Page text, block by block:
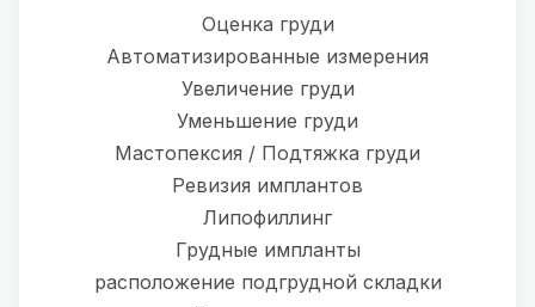
Оценка груди
Автоматизированные измерения
Увеличение груди
Уменьшение груди
Мастопексия / Подтяжка груди
Ревизия имплантов
Липофиллинг
Грудные импланты
расположение подгрудной складки